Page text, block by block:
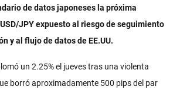
de datos japoneses la próxima
JPY expuesto al riesgo de seguimiento
y al flujo de datos de EE.UU.
un 2.25% el jueves tras una violenta
borró aproximadamente 500 pips del par